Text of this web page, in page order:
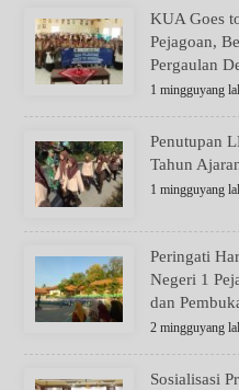
KUA Goes
Pejagoan,
Pergaulan
1 mingguyang
Penutupan
Tahun
1 mingguyang
Peringati
Negeri 1
dan
2 mingguyang
Sosialisasi